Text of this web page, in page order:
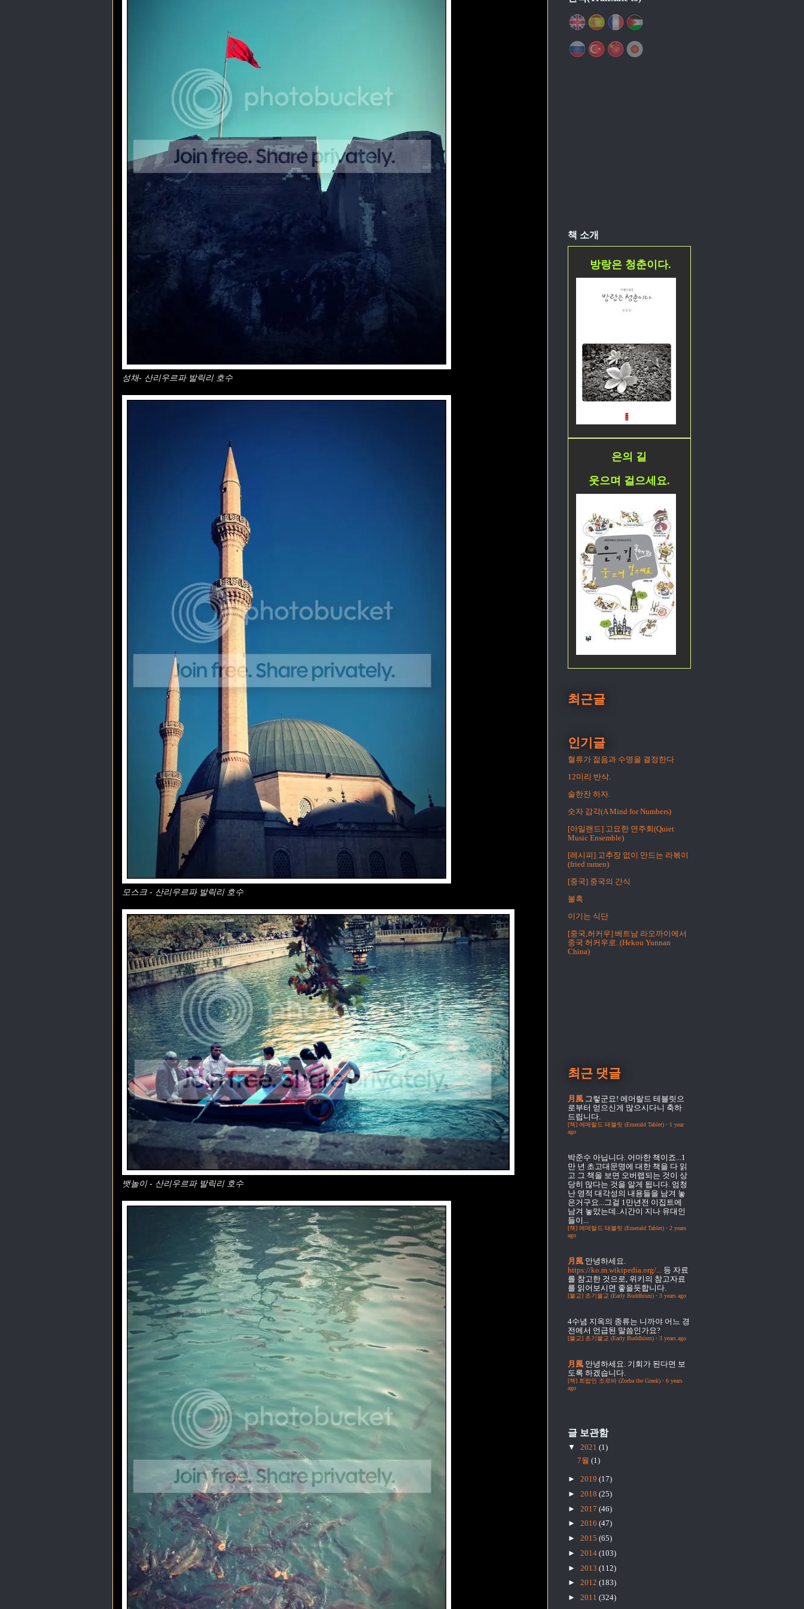
성채- 산리우르파 발릭리 호수
모스크 - 산리우르파 발릭리 호수
뱃놀이 - 산리우르파 발릭리 호수
책 소개
방랑은 청춘이다.
은의 길
웃으며 걸으세요.
최근글
인기글
혈류가 젊음과 수명을 결정한다
12미리 반삭.
술한잔 하자.
숫자 감각(A Mind for Numbers)
[아일랜드] 고요한 연주회(Quiet
Music Ensemble)
[레시피] 고추장 없이 만드는 라볶이
(fried ramen)
[중국] 중국의 간식
불혹
이기는 식단
[중국,허커우] 베트남 라오까이에서
중국 허커우로. (Hekou Yunnan
China)
최근 댓글
月風 그렇군요! 에머랄드 테블릿으
로부터 얻으신게 많으시다니 축하
드립니다.
[책] 에메랄드 태블릿 (Emerald Tablet) · 1 year
ago
박준수 아닙니다. 어마한 책이죠...1
만 년 초고대문명에 대한 책을 다 읽
고 그 책을 보면 오버랩되는 것이 상
당히 많다는 것을 알게 됩니다. 엄청
난 영적 대각성의 내용들을 남겨 놓
은거구요...그걸 1만년전 이집트에
남겨 놓았는데..시간이 지나 유대인
들이...
[책] 에메랄드 태블릿 (Emerald Tablet) · 2 years
ago
月風 안녕하세요.
https://ko.m.wikipedia.org/... 등 자료
를 참고한 것으로, 위키의 참고자료
를 읽어보시면 좋을듯합니다.
[불교] 초기불교 (Early Buddhism) · 3 years ago
4수념 지옥의 종류는 니까야 어느 경
전에서 언급된 말씀인가요?
[불교] 초기불교 (Early Buddhism) · 3 years ago
月風 안녕하세요. 기회가 된다면 보
도록 하겠습니다.
[책] 희랍인 조르바 (Zorba the Greek) · 6 years
ago
글 보관함
▼ 2021 (1)
7월 (1)
► 2019 (17)
► 2018 (25)
► 2017 (46)
► 2016 (47)
► 2015 (65)
► 2014 (103)
► 2013 (112)
► 2012 (183)
► 2011 (324)